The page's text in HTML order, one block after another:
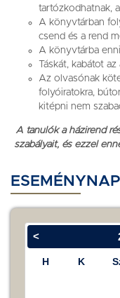
tartózkodhatnak,
A könyvtárban
csend és a rend
A könyvtárba
Táskát, kabátot
Az olvasónak
folyóiratokra,
kitépni nem
A tanulók a házirend
szabályait, és ezzel
<
H K